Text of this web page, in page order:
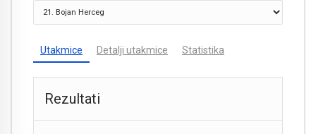
Utakmice Detalji utakmice Statistika
Rezultati